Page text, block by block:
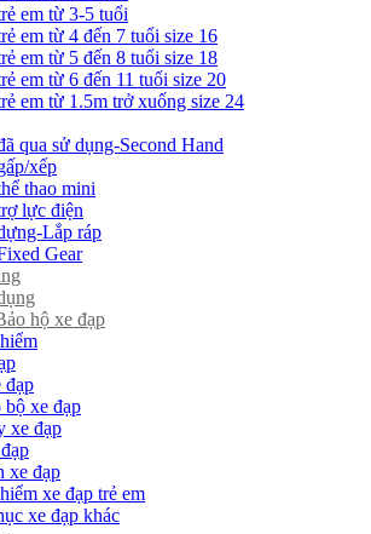
em từ 3-5 tuổi
em từ 4 đến 7 tuổi size 16
em từ 5 đến 8 tuổi size 18
em từ 6 đến 11 tuổi size 20
em từ 1.5m trở xuống size 24
qua sử dụng-Second Hand
xếp
thao mini
lực điện
Lắp ráp
Gear
hộ xe đạp
đạp
bộ xe đạp
xe đạp
xe đạp
xe đạp trẻ em
xe đạp khác